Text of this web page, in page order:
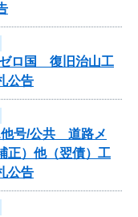
ロ国 復旧治山工
公告
他号/公共 道路メ
正）他（翌債）工
公告